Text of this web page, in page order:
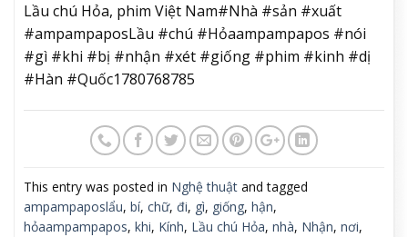
Lầu chú Hỏa, phim Việt Nam#Nhà #sản #xuất
#ampampaposLầu #chú #Hỏaampampapos #nói
#gì #khi #bị #nhận #xét #giống #phim #kinh #dị
#Hàn #Quốc1780768785
This entry was posted in Nghệ thuật and tagged
ampampaposlẩu, bí, chữ, đi, gì, giống, hận,
hỏaampampapos, khi, Kính, Lầu chú Hỏa, nhà, Nhận, nơi,